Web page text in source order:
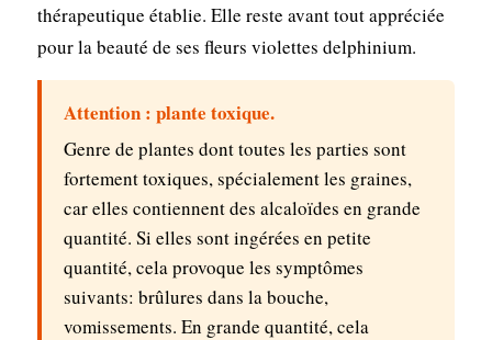
thérapeutique établie. Elle reste avant tout appréciée
pour la beauté de ses fleurs violettes delphinium.
Attention : plante toxique.
Genre de plantes dont toutes les parties sont
fortement toxiques, spécialement les graines,
car elles contiennent des alcaloïdes en grande
quantité. Si elles sont ingérées en petite
quantité, cela provoque les symptômes
suivants: brûlures dans la bouche,
vomissements. En grande quantité, cela